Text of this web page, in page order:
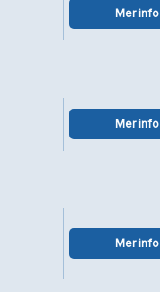
Mer info
Mer info
Mer info